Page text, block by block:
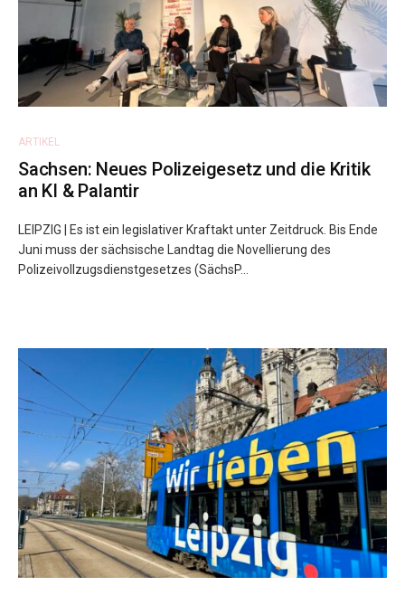
ARTIKEL
Sachsen: Neues Polizeigesetz und die Kritik
an KI & Palantir
LEIPZIG | Es ist ein legislativer Kraftakt unter Zeitdruck. Bis Ende
Juni muss der sächsische Landtag die Novellierung des
Polizeivollzugsdienstgesetzes (SächsP...